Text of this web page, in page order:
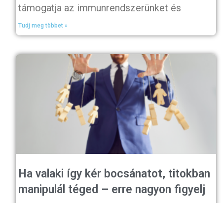
támogatja az immunrendszerünket és
Tudj meg többet »
Ha valaki így kér bocsánatot, titokban
manipulál téged – erre nagyon figyelj